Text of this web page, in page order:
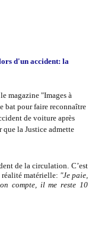
d'un accident: la
magazine "Images à
bat pour faire reconnaître
de voiture après
que la Justice admette
de la circulation. C’est
réalité matérielle: "Je paie,
compte, il me reste 10